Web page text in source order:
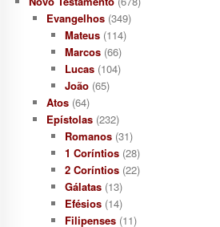
Evangelhos (349)
Mateus(114)
Marcos(66)
Lucas(104)
João(65)
Atos (64)
Epístolas (232)
Romanos(31)
1 Coríntios(28)
2 Coríntios(22)
Gálatas(13)
Efésios(14)
Filipenses(11)